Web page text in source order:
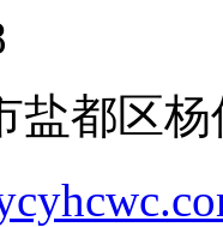
盐都区